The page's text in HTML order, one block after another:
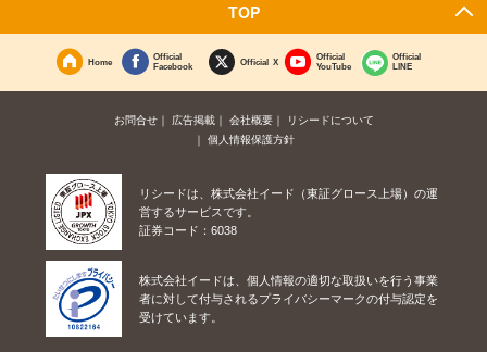
TOP
Home
Official
Facebook
Official X
Official
YouTube
Official
LINE
お問合せ 広告掲載 会社概要
リシードについて
個人情報保護方針
リシードは、株式会社イード（東証グロース上場）の運
営するサービスです。
証券コード：6038
株式会社イードは、個人情報の適切な取扱いを行う事業
者に対して付与されるプライバシーマークの付与認定を
受けています。